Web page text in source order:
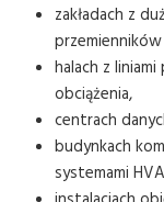
zakładach z
halach z
obciążenia,
centrach
budynkach
systemami